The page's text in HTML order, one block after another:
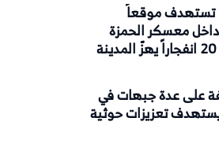
تستهدف موقعاً
معسكر الحمزة
على عدة جبهات في
تعزيزات حوثية